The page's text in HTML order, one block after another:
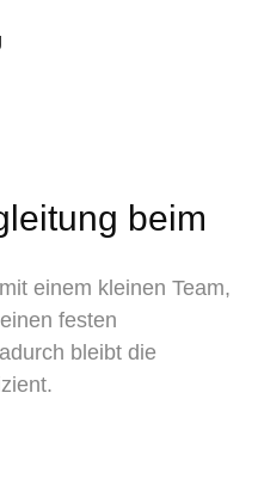
beim
einem kleinen Team,
festen
bleibt die